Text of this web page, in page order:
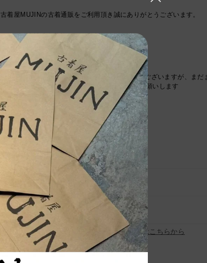
古着屋MUJINの古着通販をご利用頂き誠にありがとうございます。
サイズは当社独自基準による参考サイズです。
表記サイズは商品に記載されているサイズです。
測定値の若干の誤差はご了承ください。
USEDですので新品とは違い古着特有の使用感はございますが、まだ
す。古着という事をご理解の上ご注文よろしくお願いします
6613
SHIPPING
お問い合わせはこちらから